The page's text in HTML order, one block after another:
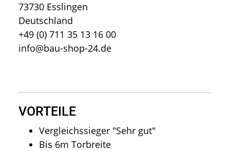
73730 Esslingen
Deutschland
+49 (0) 711 35 13 16 00
info@bau-shop-24.de
VORTEILE
Vergleichssieger "Sehr gut"
Bis 6m Torbreite